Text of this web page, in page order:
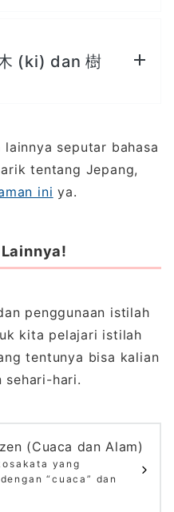
(ki) dan 樹
seputar bahasa
tentang Jepang,
ini ya.
penggunaan istilah
kita pelajari istilah
tentunya bisa kalian
sehari-hari.
(Cuaca dan Alam)
yang
“cuaca” dan